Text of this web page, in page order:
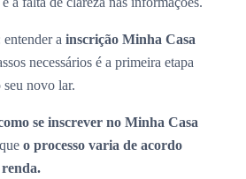
a inscrição Minha Casa
necessários é a primeira etapa
novo lar.
se inscrever no Minha Casa
o processo varia de acordo
renda.